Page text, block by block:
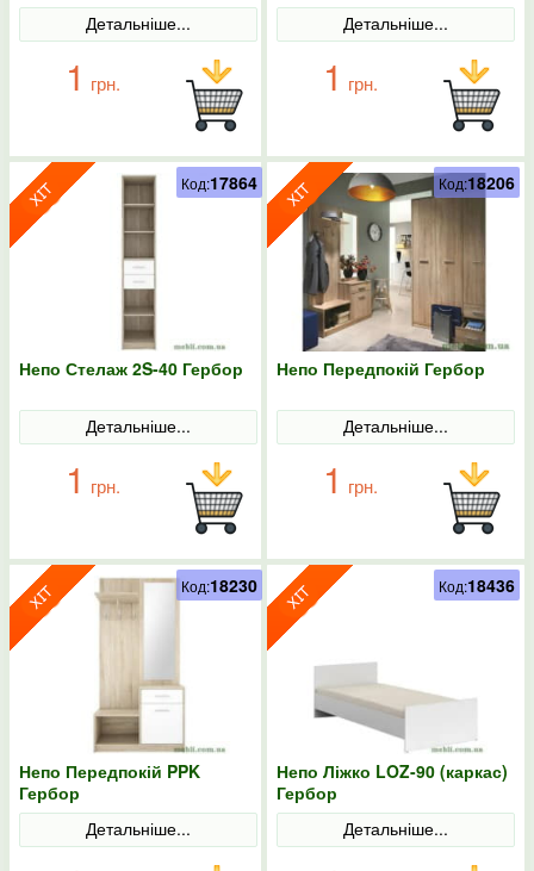
Детальніше...
1 грн.
Детальніше...
1 грн.
Непо Стелаж 2S-40 Гербор
Детальніше...
1 грн.
Код:17864
Непо Передпокій Гербор
Детальніше...
1 грн.
Код:18206
Непо Передпокій PPK
Гербор
Детальніше...
Код:18230
Непо Ліжко LOZ-90 (каркас)
Гербор
Детальніше...
Код:18436